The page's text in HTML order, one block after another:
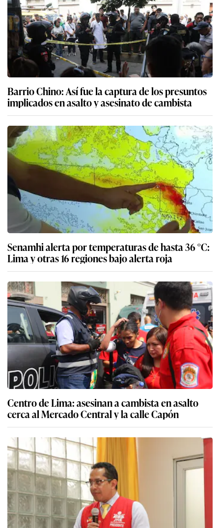
Barrio Chino: Así fue la captura de los presuntos
implicados en asalto y asesinato de cambista
Senamhi alerta por temperaturas de hasta 36 °C:
Lima y otras 16 regiones bajo alerta roja
Centro de Lima: asesinan a cambista en asalto
cerca al Mercado Central y la calle Capón